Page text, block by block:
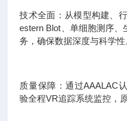
技术全面：从模型构建、
estern Blot、单细胞测序
务，确保数据深度与科学性
质量保障：通过AAALAC
验全程VR追踪系统监控，